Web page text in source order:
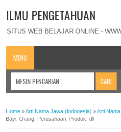
ILMU PENGETAHUAN
SITUS WEB BELAJAR ONLINE -
MENU
Home »Arti Nama Jawa (Indonesia) »Arti Nama
Bayi, Orang, Perusahaan, Produk, dll